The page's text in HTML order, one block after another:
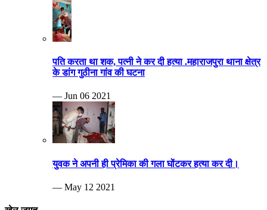
पति करता था शक, पत्नी ने कर दी हत्या .महाराजपुरा थाना क्षेत्र
के डांग गुठीना गांव की घटना
— Jun 06 2021
युवक ने अपनी ही प्रेमिका की गला घोंटकर हत्या कर दी।
— May 12 2021